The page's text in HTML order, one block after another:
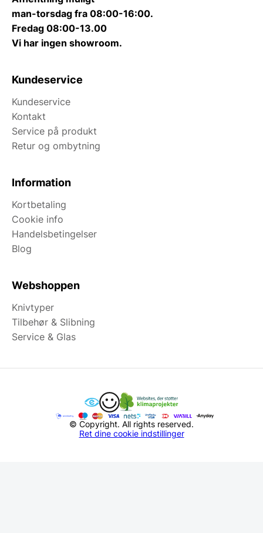
man-torsdag fra 08:00-16:00.
Fredag 08:00-13.00
Vi har ingen showroom.
Kundeservice
Kundeservice
Kontakt
Service på produkt
Retur og ombytning
Information
Kortbetaling
Cookie info
Handelsbetingelser
Blog
Webshoppen
Knivtyper
Tilbehør & Slibning
Service & Glas
© Copyright. All rights reserved.
Ret dine cookie indstillinger